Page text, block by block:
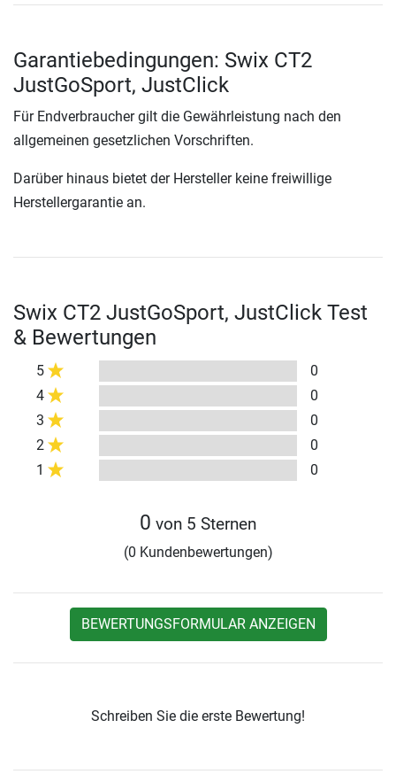
Garantiebedingungen: Swix CT2
JustGoSport, JustClick
Für Endverbraucher gilt die Gewährleistung nach den
allgemeinen gesetzlichen Vorschriften.
Darüber hinaus bietet der Hersteller keine freiwillige
Herstellergarantie an.
Swix CT2 JustGoSport, JustClick Test
& Bewertungen
5
0
4
0
3
0
2
0
1
0
0 von 5 Sternen
(0 Kundenbewertungen)
BEWERTUNGSFORMULAR ANZEIGEN
Schreiben Sie die erste Bewertung!